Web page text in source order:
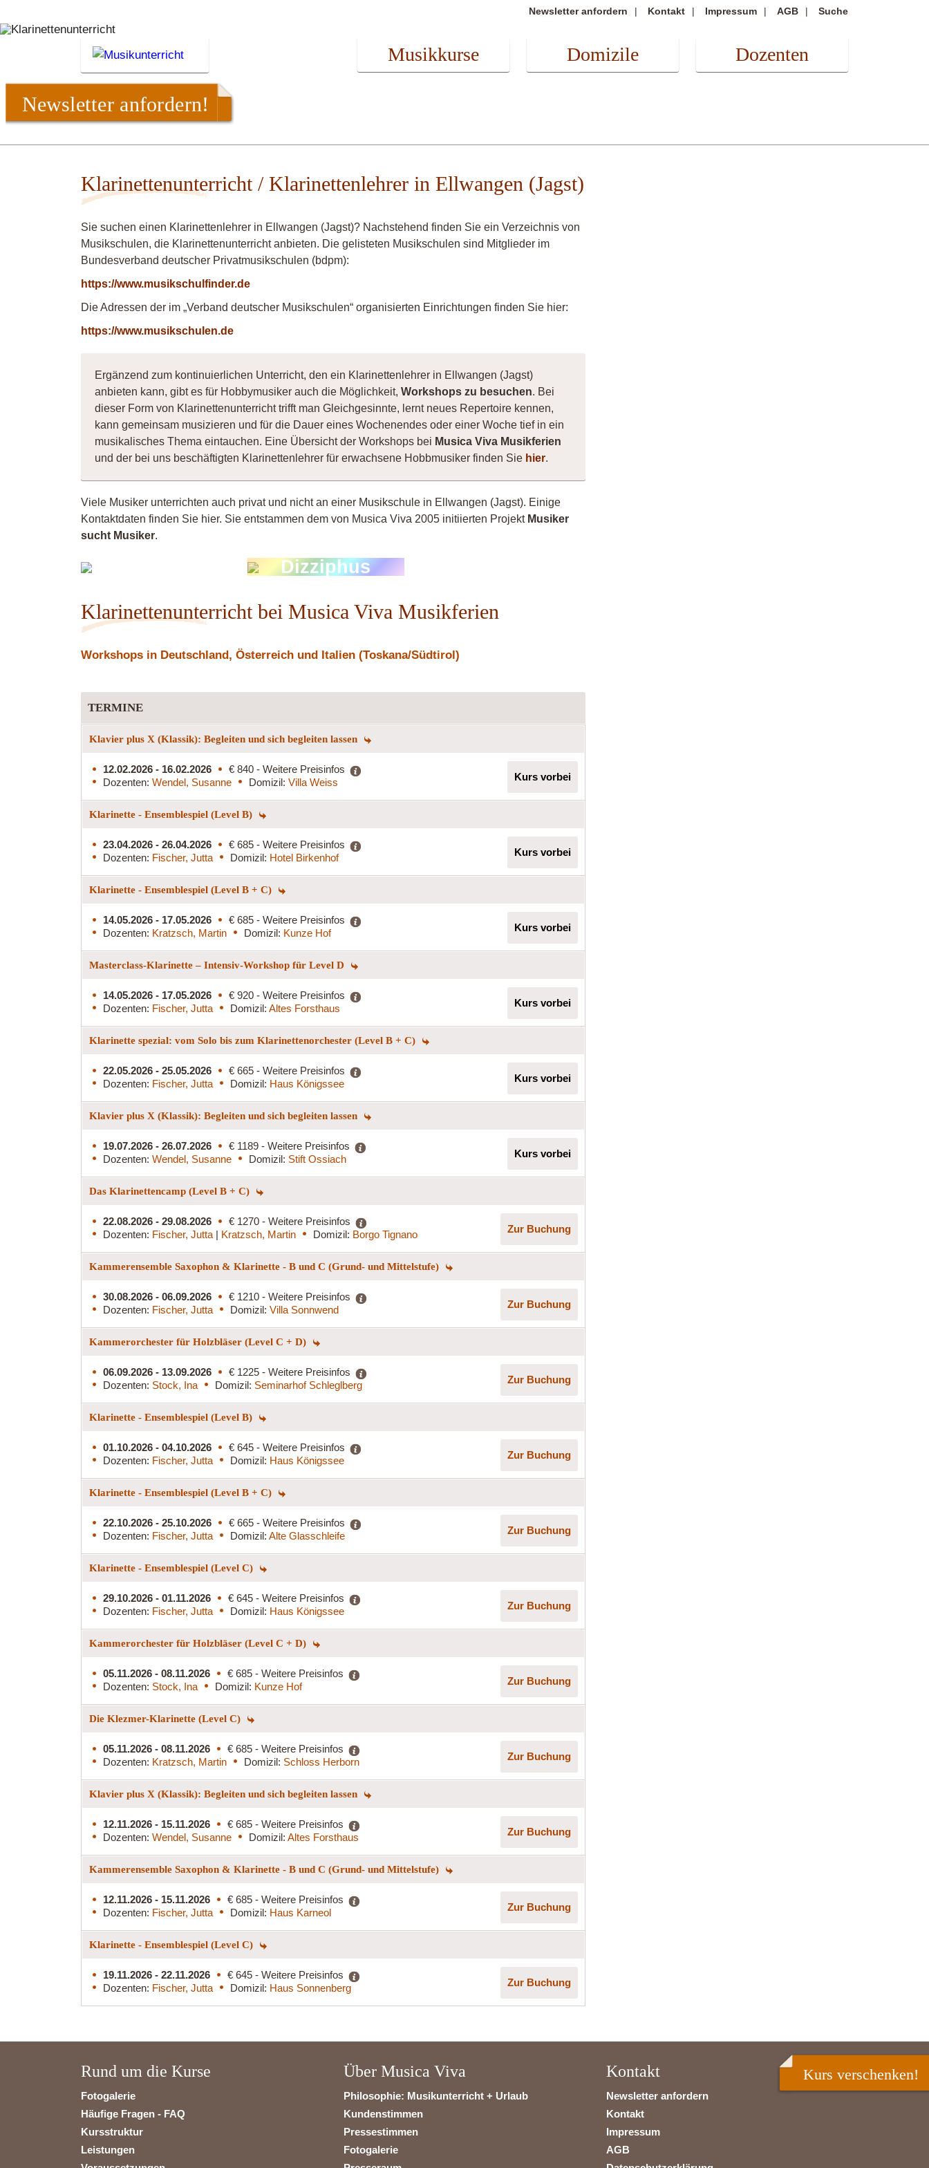
Newsletter anfordern Kontakt Impressum AGB Suche
Musikkurse Domizile Dozenten
Newsletter anfordern!
Klarinettenunterricht / Klarinettenlehrer in Ellwangen (Jagst)
Sie suchen einen Klarinettenlehrer in Ellwangen (Jagst)? Nachstehend finden Sie ein Verzeichnis von
Musikschulen, die Klarinettenunterricht anbieten. Die gelisteten Musikschulen sind Mitglieder im
Bundesverband deutscher Privatmusikschulen (bdpm):
https://www.musikschulfinder.de
Die Adressen der im „Verband deutscher Musikschulen“ organisierten Einrichtungen finden Sie hier:
https://www.musikschulen.de
Ergänzend zum kontinuierlichen Unterricht, den ein Klarinettenlehrer in Ellwangen (Jagst)
anbieten kann, gibt es für Hobbymusiker auch die Möglichkeit, Workshops zu besuchen. Bei
dieser Form von Klarinettenunterricht trifft man Gleichgesinnte, lernt neues Repertoire kennen,
kann gemeinsam musizieren und für die Dauer eines Wochenendes oder einer Woche tief in ein
musikalisches Thema eintauchen. Eine Übersicht der Workshops bei Musica Viva Musikferien
und der bei uns beschäftigten Klarinettenlehrer für erwachsene Hobbmusiker finden Sie hier.
Viele Musiker unterrichten auch privat und nicht an einer Musikschule in Ellwangen (Jagst). Einige
Kontaktdaten finden Sie hier. Sie entstammen dem von Musica Viva 2005 initiierten Projekt Musiker
sucht Musiker.
Dizziphus
Klarinettenunterricht bei Musica Viva Musikferien
Workshops in Deutschland, Österreich und Italien (Toskana/Südtirol)
TERMINE
Klavier plus X (Klassik): Begleiten und sich begleiten lassen
12.02.2026 - 16.02.2026
€ 840 - Weitere Preisinfos
Dozenten: Wendel, Susanne Domizil: Villa Weiss Kurs vorbei
Klarinette - Ensemblespiel (Level B)
23.04.2026 - 26.04.2026
€ 685 - Weitere Preisinfos
Dozenten: Fischer, Jutta Domizil: Hotel Birkenhof Kurs vorbei
Klarinette - Ensemblespiel (Level B + C)
14.05.2026 - 17.05.2026
€ 685 - Weitere Preisinfos
Dozenten: Kratzsch, Martin Domizil: Kunze Hof Kurs vorbei
Masterclass-Klarinette – Intensiv-Workshop für Level D
14.05.2026 - 17.05.2026
€ 920 - Weitere Preisinfos
Dozenten: Fischer, Jutta Domizil: Altes Forsthaus Kurs vorbei
Klarinette spezial: vom Solo bis zum Klarinettenorchester (Level B + C)
22.05.2026 - 25.05.2026
€ 665 - Weitere Preisinfos
Dozenten: Fischer, Jutta Domizil: Haus Königssee Kurs vorbei
Klavier plus X (Klassik): Begleiten und sich begleiten lassen
19.07.2026 - 26.07.2026
€ 1189 - Weitere Preisinfos
Dozenten: Wendel, Susanne Domizil: Stift Ossiach Kurs vorbei
Das Klarinettencamp (Level B + C)
22.08.2026 - 29.08.2026
€ 1270 - Weitere Preisinfos
Dozenten: Fischer, Jutta | Kratzsch, Martin Domizil: Borgo Tignano Zur Buchung
Kammerensemble Saxophon & Klarinette - B und C (Grund- und Mittelstufe)
30.08.2026 - 06.09.2026
€ 1210 - Weitere Preisinfos
Dozenten: Fischer, Jutta Domizil: Villa Sonnwend Zur Buchung
Kammerorchester für Holzbläser (Level C + D)
06.09.2026 - 13.09.2026
€ 1225 - Weitere Preisinfos
Dozenten: Stock, Ina Domizil: Seminarhof Schleglberg Zur Buchung
Klarinette - Ensemblespiel (Level B)
01.10.2026 - 04.10.2026
€ 645 - Weitere Preisinfos
Dozenten: Fischer, Jutta Domizil: Haus Königssee Zur Buchung
Klarinette - Ensemblespiel (Level B + C)
22.10.2026 - 25.10.2026
€ 665 - Weitere Preisinfos
Dozenten: Fischer, Jutta Domizil: Alte Glasschleife Zur Buchung
Klarinette - Ensemblespiel (Level C)
29.10.2026 - 01.11.2026
€ 645 - Weitere Preisinfos
Dozenten: Fischer, Jutta Domizil: Haus Königssee Zur Buchung
Kammerorchester für Holzbläser (Level C + D)
05.11.2026 - 08.11.2026
€ 685 - Weitere Preisinfos
Dozenten: Stock, Ina Domizil: Kunze Hof Zur Buchung
Die Klezmer-Klarinette (Level C)
05.11.2026 - 08.11.2026
€ 685 - Weitere Preisinfos
Dozenten: Kratzsch, Martin Domizil: Schloss Herborn Zur Buchung
Klavier plus X (Klassik): Begleiten und sich begleiten lassen
12.11.2026 - 15.11.2026
€ 685 - Weitere Preisinfos
Dozenten: Wendel, Susanne Domizil: Altes Forsthaus Zur Buchung
Kammerensemble Saxophon & Klarinette - B und C (Grund- und Mittelstufe)
12.11.2026 - 15.11.2026
€ 685 - Weitere Preisinfos
Dozenten: Fischer, Jutta Domizil: Haus Karneol Zur Buchung
Klarinette - Ensemblespiel (Level C)
19.11.2026 - 22.11.2026
€ 645 - Weitere Preisinfos
Dozenten: Fischer, Jutta Domizil: Haus Sonnenberg Zur Buchung
Rund um die Kurse
Fotogalerie
Häufige Fragen - FAQ
Kursstruktur
Leistungen
Über Musica Viva
Philosophie: Musikunterricht + Urlaub
Kundenstimmen
Pressestimmen
Fotogalerie
Kontakt
Newsletter anfordern
Kontakt
Impressum
AGB
Kurs verschenken!